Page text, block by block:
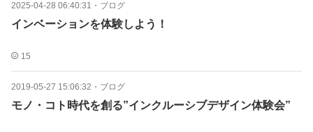
2025-04-28 06:40:31 ・ ブログ
インベーションを体験しよう！
15
2019-05-27 15:06:32 ・ ブログ
モノ・コト時代を創る”インクルーシブデザイン体験会”